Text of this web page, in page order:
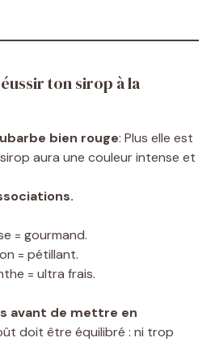
ton sirop à la
bien rouge: Plus elle est
aura une couleur intense et
= gourmand.
= pétillant.
= ultra frais.
avant de mettre en
doit être équilibré : ni trop